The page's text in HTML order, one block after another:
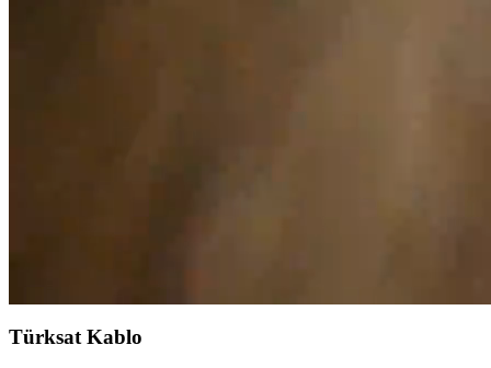
Türksat Kablo